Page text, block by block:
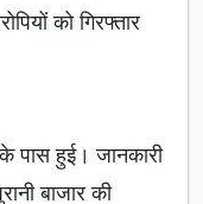
को गिरफ्तार
पास हुई। जानकारी
बाजार की